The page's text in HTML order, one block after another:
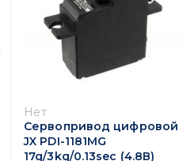
Нет
Сервопривод цифровой
JX PDI-1181MG
17g/3kg/0.13sec (4.8В)